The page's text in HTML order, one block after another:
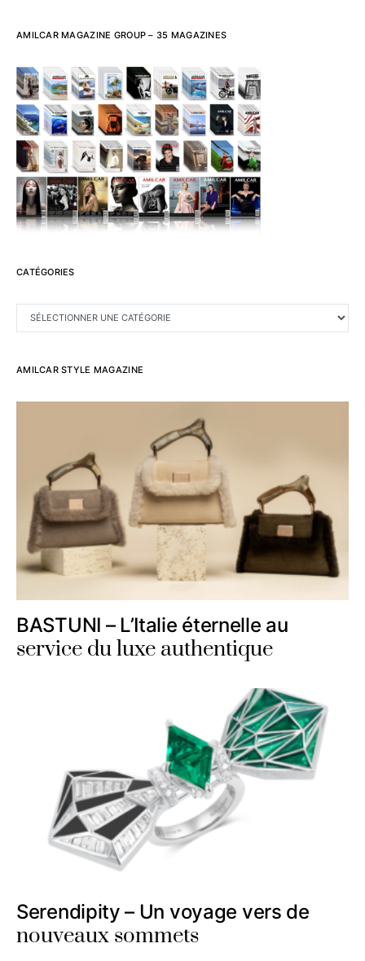
AMILCAR MAGAZINE GROUP – 35 MAGAZINES
CATÉGORIES
CATÉGORIES
AMILCAR STYLE MAGAZINE
BASTUNI – L’Italie éternelle au
service du luxe authentique
Serendipity – Un voyage vers de
nouveaux sommets